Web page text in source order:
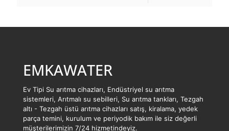
EMKAWATER
Ev Tipi Su arıtma cihazları, Endüstriyel su arıtma
sistemleri, Arıtmalı su sebilleri, Su arıtma tankları, Tezgah
altı - Tezgah üstü arıtma cihazları satış, kiralama, yedek
parça temini, kurulum ve periyodik bakım ile siz değerli
müşterilerimizin 7/24 hizmetindeyiz.